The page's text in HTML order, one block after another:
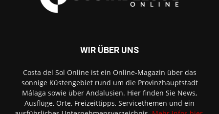
WIR ÜBER UNS
Costa del Sol Online ist ein Online-Magazin über das
sonnige Küstengebiet rund um die Provinzhauptstadt
Málaga sowie über Andalusien. Hier finden Sie News,
Ausflüge, Orte, Freizeittipps, Servicethemen und ein